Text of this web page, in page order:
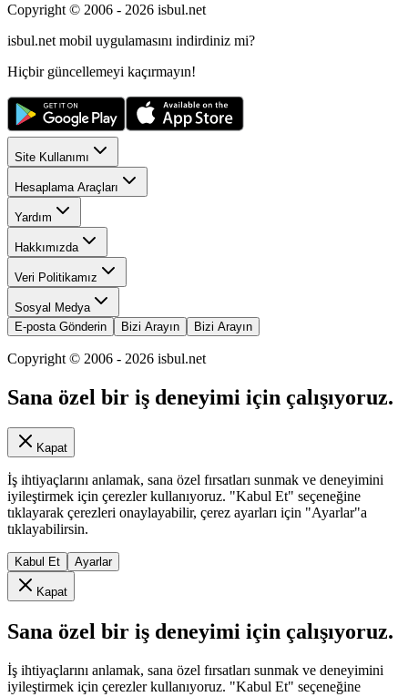
Copyright © 2006 - 2026 isbul.net
isbul.net mobil uygulamasını indirdiniz mi?
Hiçbir güncellemeyi kaçırmayın!
Site Kullanımı
Hesaplama Araçları
Yardım
Hakkımızda
Veri Politikamız
Sosyal Medya
E-posta Gönderin
Bizi Arayın Bizi Arayın
Copyright © 2006 - 2026 isbul.net
Sana özel bir iş deneyimi için çalışıyoruz.
Kapat
İş ihtiyaçlarını anlamak, sana özel fırsatları sunmak ve deneyimini
iyileştirmek için çerezler kullanıyoruz. "Kabul Et" seçeneğine
tıklayarak çerezleri onaylayabilir, çerez ayarları için "Ayarlar"a
tıklayabilirsin.
Kabul Et Ayarlar
Kapat
Sana özel bir iş deneyimi için çalışıyoruz.
İş ihtiyaçlarını anlamak, sana özel fırsatları sunmak ve deneyimini
iyileştirmek için çerezler kullanıyoruz. "Kabul Et" seçeneğine